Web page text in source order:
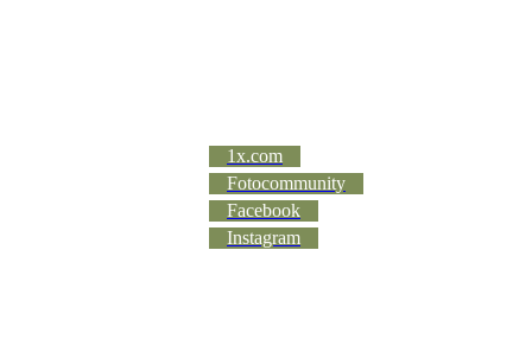
1x.com
Fotocommunity
Facebook
Instagram